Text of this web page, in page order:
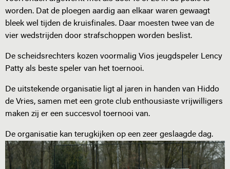
worden. Dat de ploegen aardig aan elkaar waren gewaagt
bleek wel tijden de kruisfinales. Daar moesten twee van de
vier wedstrijden door strafschoppen worden beslist.
De scheidsrechters kozen voormalig Vios jeugdspeler Lency
Patty als beste speler van het toernooi.
De uitstekende organisatie ligt al jaren in handen van Hiddo
de Vries, samen met een grote club enthousiaste vrijwilligers
maken zij er een succesvol toernooi van.
De organisatie kan terugkijken op een zeer geslaagde dag.